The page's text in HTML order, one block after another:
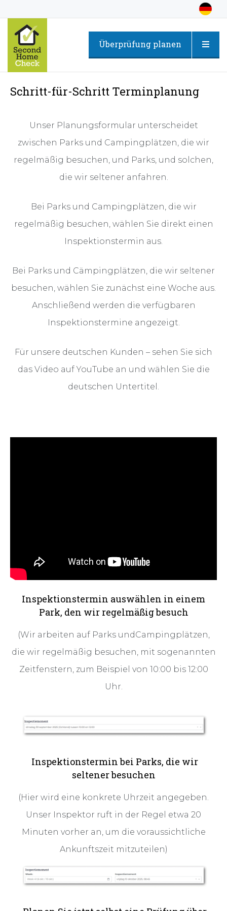
Überprüfung planen
Schritt-für-Schritt Terminplanung
Unser Planungsformular unterscheidet
zwischen Parks und Campingplätzen, die wir
regelmäßig besuchen, und Parks, und solchen,
die wir seltener anfahren.
Bei Parks und Campingplätzen, die wir
regelmäßig besuchen, wählen Sie direkt einen
Inspektionstermin aus.
Bei Parks und Cämpingplätzen, die wir seltener
besuchen, wählen Sie zunächst eine Woche aus.
Anschließend werden die verfügbaren
Inspektionstermine angezeigt.
Für unsere deutschen Kunden – sehen Sie sich
das Video auf YouTube an und wählen Sie die
deutschen Untertitel.
Inspektionstermin auswählen in einem
Park, den wir regelmäßig besuch
(Wir arbeiten auf Parks undCampingplätzen,
die wir regelmäßig besuchen, mit sogenannten
Zeitfenstern, zum Beispiel von 10:00 bis 12:00
Uhr.
Inspektionstermin bei Parks, die wir
seltener besuchen
(Hier wird eine konkrete Uhrzeit angegeben.
Unser Inspektor ruft in der Regel etwa 20
Minuten vorher an, um die voraussichtliche
Ankunftszeit mitzuteilen)